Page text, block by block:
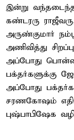
இன்று
கண்டரரு
அருண்குமார்
அணிவித்து
அப்போது
பக்தர்களுக்கு
அப்போது
சரணகோஷம்
புஷ்பாபிஷேக